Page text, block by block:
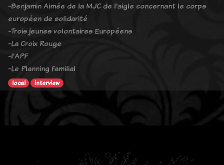
-Benjamin Aimée de la MJC de l'aigle concernant le corps
européen de solidarité
-Trois jeunes volontaires Européens
-La Croix Rouge
-l'APF
-Le Planning familial
local interview